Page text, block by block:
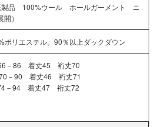
製品 100%ウール ホールガーメント ニ
）
ポリエステル。90％以上ダックダウン
－86 着丈45 裄丈70
－90 着丈46 裄丈71
－94 着丈47 裄丈72